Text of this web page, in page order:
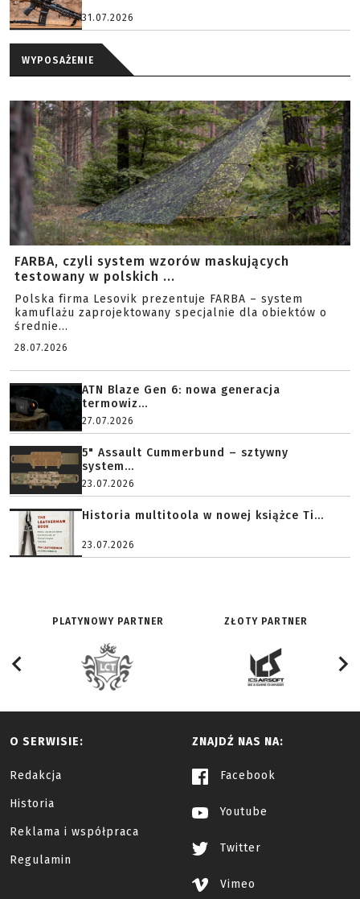
31.07.2026
WYPOSAŻENIE
FARBA, czyli system wzorów maskujących
testowany w polskich ...
Polska firma Lesovik prezentuje FARBA – system
kamuflażu zaprojektowany specjalnie dla obiektów o
średnie...
28.07.2026
ATN Blaze Gen 6: nowa generacja
termowiz...
27.07.2026
5" Assault Cummerbund – sztywny
system...
23.07.2026
Historia multitoola w nowej książce Ti...
23.07.2026
PLATYNOWY PARTNER ZŁOTY PARTNER
O SERWISIE:
Redakcja
Historia
Reklama i współpraca
Regulamin
ZNAJDŹ NAS NA:
Facebook
Youtube
Twitter
Vimeo